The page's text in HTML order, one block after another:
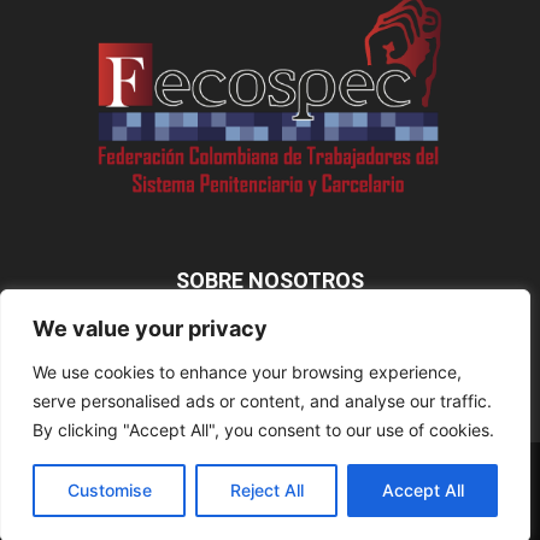
We value your privacy
We use cookies to enhance your browsing experience,
serve personalised ads or content, and analyse our traffic.
By clicking "Accept All", you consent to our use of cookies.
Customise Reject All Accept All
SOBRE NOSOTROS
SÍGUENOS
Disclaimer Privacy Advertisement Contact Us
©